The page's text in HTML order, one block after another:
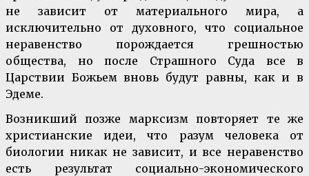
не зависит от материального мира, а
исключительно от духовного, что социальное
неравенство порождается грешностью
общества, но после Страшного Суда все в
Царствии Божьем вновь будут равны, как и в
Эдеме.
Возникший позже марксизм повторяет те же
христианские идеи, что разум человека от
биологии никак не зависит, и все неравенство
есть результат социально-экономического